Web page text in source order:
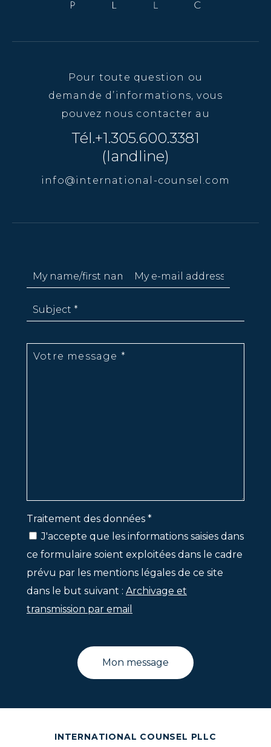
Pour toute question ou
demande d’informations, vous
pouvez nous contacter au
Tél.+1.305.600.3381
(landline)
info@international-counsel.com
Traitement des données *
J'accepte que les informations saisies dans
ce formulaire soient exploitées dans le cadre
prévu par les mentions légales de ce site
dans le but suivant : Archivage et
transmission par email
INTERNATIONAL COUNSEL PLLC